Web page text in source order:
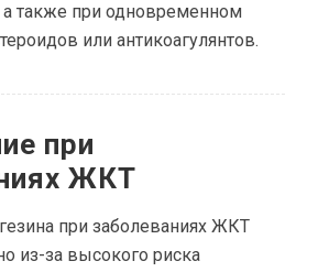
также при одновременном
или антикоагулянтов.
при
ЖКТ
при заболеваниях ЖКТ
из-за высокого риска